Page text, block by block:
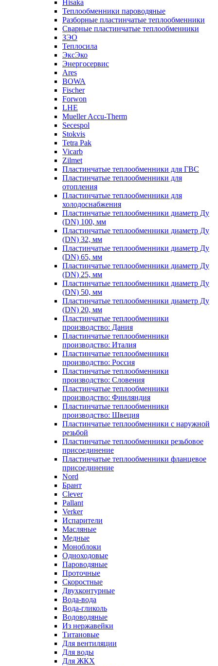
Hisaka
Теплообменники пароводяные
Разборные пластинчатые теплообменники
Сварные пластинчатые теплообменники
ЗЭО
Теплосила
ЭксЭко
Энергосервис
Ares
BOWA
Fischer
Forwon
LHE
Mueller Accu-Therm
Secespol
Stokvis
Tetra Pak
Vicarb
Zilmet
Пластинчатые теплообменники для ГВС
Пластинчатые теплообменники для
отопления
Пластинчатые теплообменники для
холодоснабжения
Пластинчатые теплообменники диаметр Ду
(DN) 100, мм
Пластинчатые теплообменники диаметр Ду
(DN) 32, мм
Пластинчатые теплообменники диаметр Ду
(DN) 65, мм
Пластинчатые теплообменники диаметр Ду
(DN) 25, мм
Пластинчатые теплообменники диаметр Ду
(DN) 50, мм
Пластинчатые теплообменники диаметр Ду
(DN) 20, мм
Пластинчатые теплообменники
производство: Дания
Пластинчатые теплообменники
производство: Италия
Пластинчатые теплообменники
производство: Россия
Пластинчатые теплообменники
производство: Словения
Пластинчатые теплообменники
производство: Финляндия
Пластинчатые теплообменники
производство: Швеция
Пластинчатые теплообменники с наружной
резьбой
Пластинчатые теплообменники резьбовое
присоединение
Пластинчатые теплообменники фланцевое
присоединение
Nord
Брант
Clever
Pallant
Verker
Испарители
Масляные
Медные
Моноблоки
Одноходовые
Пароводяные
Проточные
Скоростные
Двухконтурные
Вода-вода
Вода-гликоль
Водоводяные
Из нержавейки
Титановые
Для вентиляции
Для воды
Для ЖКХ